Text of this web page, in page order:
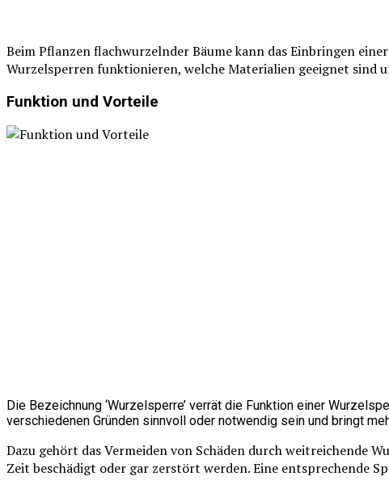
Beim Pflanzen flachwurzelnder Bäume kann das Einbringen
Wurzelsperren funktionieren, welche Materialien geeignet sind
Funktion und Vorteile
Die Bezeichnung ‘Wurzelsperre’ verrät die Funktion einer
verschiedenen Gründen sinnvoll oder notwendig sein und bringt
Dazu gehört das Vermeiden von Schäden durch weitreichende
Zeit beschädigt oder gar zerstört werden. Eine entsprechende